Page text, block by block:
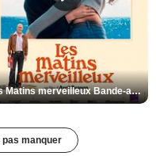
Les Matins merveilleux Bande-annonce VF
manquer